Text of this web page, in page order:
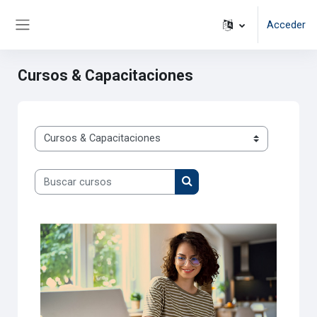
Acceder
Cursos & Capacitaciones
Categorías
Buscar cursos
Buscar cursos